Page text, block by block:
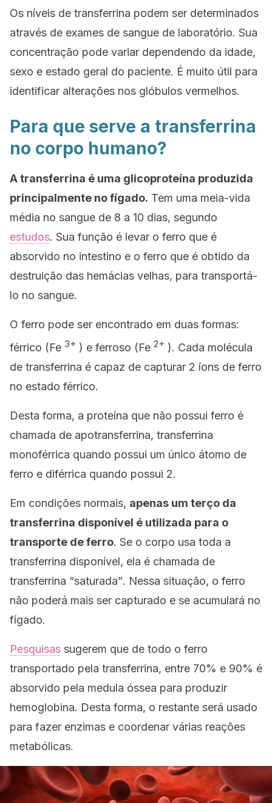
Os níveis de transferrina podem ser determinados
através de exames de sangue de laboratório. Sua
concentração pode variar dependendo da idade,
sexo e estado geral do paciente. É muito útil para
identificar alterações nos glóbulos vermelhos.
Para que serve a transferrina
no corpo humano?
A transferrina é uma glicoproteína produzida
principalmente no fígado. Tem uma meia-vida
média no sangue de 8 a 10 dias, segundo
estudos. Sua função é levar o ferro que é
absorvido no intestino e o ferro que é obtido da
destruição das hemácias velhas, para transportá-
lo no sangue.
O ferro pode ser encontrado em duas formas:
férrico (Fe 3+ ) e ferroso (Fe 2+ ). Cada molécula
de transferrina é capaz de capturar 2 íons de ferro
no estado férrico.
Desta forma, a proteína que não possui ferro é
chamada de apotransferrina, transferrina
monoférrica quando possui um único átomo de
ferro e diférrica quando possui 2.
Em condições normais, apenas um terço da
transferrina disponível é utilizada para o
transporte de ferro. Se o corpo usa toda a
transferrina disponível, ela é chamada de
transferrina “saturada”. Nessa situação, o ferro
não poderá mais ser capturado e se acumulará no
fígado.
Pesquisas sugerem que de todo o ferro
transportado pela transferrina, entre 70% e 90% é
absorvido pela medula óssea para produzir
hemoglobina. Desta forma, o restante será usado
para fazer enzimas e coordenar várias reações
metabólicas.